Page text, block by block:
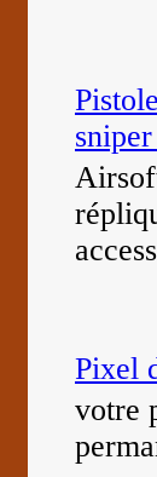
Pixel
votre